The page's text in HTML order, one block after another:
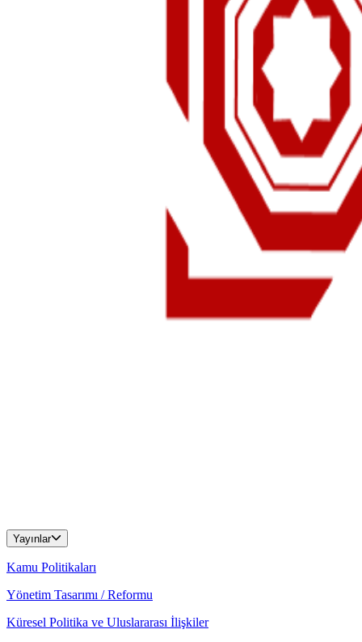
Yayınlar
Kamu Politikaları
Yönetim Tasarımı / Reformu
Küresel Politika ve Uluslararası İlişkiler